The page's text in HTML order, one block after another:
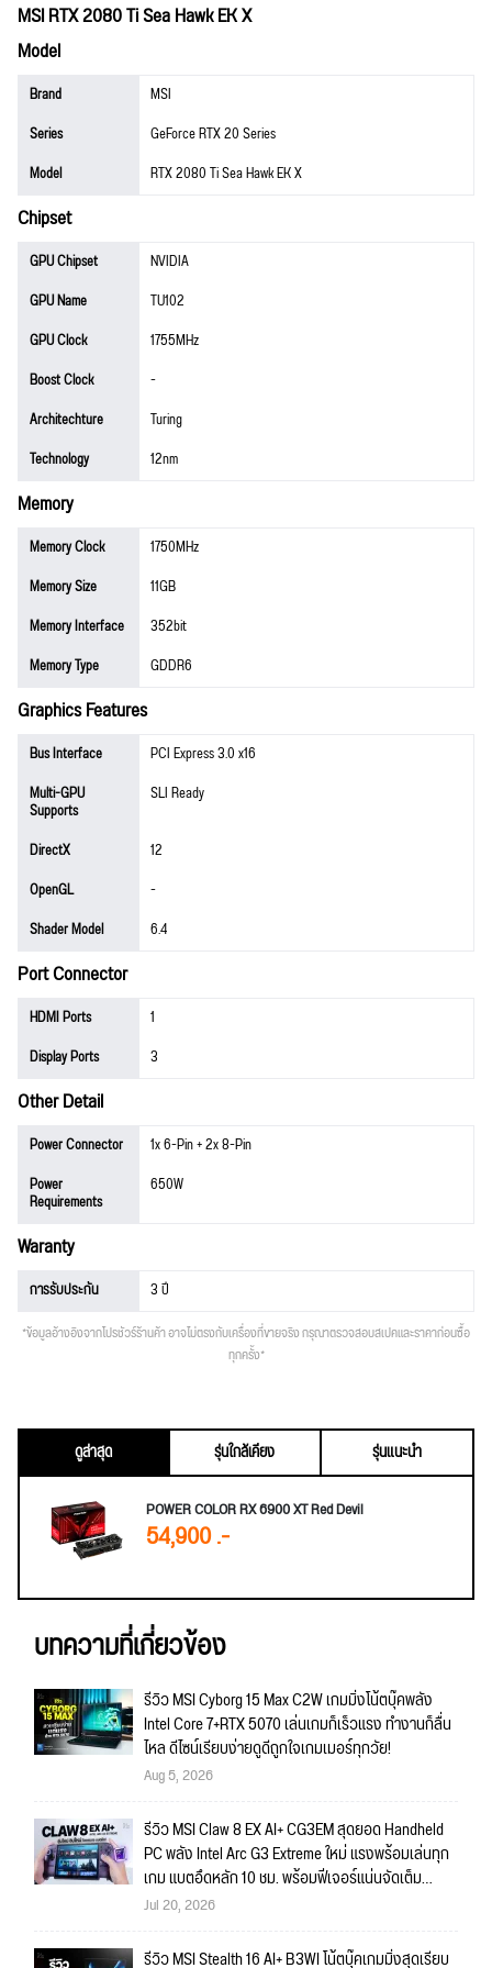
MSI RTX 2080 Ti Sea Hawk EK X
Model
Brand
MSI
Series
GeForce RTX 20 Series
Model
RTX 2080 Ti Sea Hawk EK X
Chipset
GPU Chipset
NVIDIA
GPU Name
TU102
GPU Clock
1755MHz
Boost Clock
-
Architechture
Turing
Technology
12nm
Memory
Memory Clock
1750MHz
Memory Size
11GB
Memory Interface
352bit
Memory Type
GDDR6
Graphics Features
Bus Interface
PCI Express 3.0 x16
Multi-GPU
Supports
SLI Ready
DirectX
12
OpenGL
-
Shader Model
6.4
Port Connector
HDMI Ports
1
Display Ports
3
Other Detail
Power Connector
1x 6-Pin + 2x 8-Pin
Power
Requirements
650W
Waranty
การรับประกัน 3 ปี
*ข้อมูลอ้างอิงจากโปรชัวร์ร้านค้า อาจไม่ตรงกับเครื่องที่ขายจริง กรุณาตรวจสอบสเปคและราคาก่อนซื้อ
ทุกครั้ง*
ดูล่าสุด รุ่นใกล้เคียง
รุ่นแนะนำ
POWER COLOR RX 6900 XT Red Devil
54,900 .-
บทความที่เกี่ยวข้อง
รีวิว MSI Cyborg 15 Max C2W เกมมิ่งโน้ตบุ๊คพลัง
Intel Core 7+RTX 5070 เล่นเกมก็เร็วแรง ทำงานก็ลื่น
ไหล ดีไซน์เรียบง่ายดูดีถูกใจเกมเมอร์ทุกวัย!
Aug 5, 2026
รีวิว MSI Claw 8 EX AI+ CG3EM สุดยอด Handheld
PC พลัง Intel Arc G3 Extreme ใหม่ แรงพร้อมเล่นทุก
เกม แบตอึดหลัก 10 ชม. พร้อมฟีเจอร์แน่นจัดเต็ม
ถึงใจ!!
Jul 20, 2026
รีวิว MSI Stealth 16 AI+ B3WI โน้ตบุ๊คเกมมิ่งสุดเรียบ